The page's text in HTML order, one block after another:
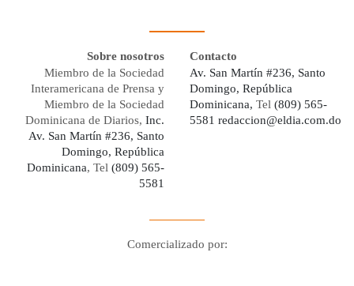
Sobre nosotros
Miembro de la Sociedad
Interamericana de Prensa y
Miembro de la Sociedad
Dominicana de Diarios, Inc.
Av. San Martín #236, Santo
Domingo, República
Dominicana, Tel (809) 565-
5581
Contacto
Av. San Martín #236, Santo
Domingo, República
Dominicana, Tel (809) 565-
5581 redaccion@eldia.com.do
Comercializado por: